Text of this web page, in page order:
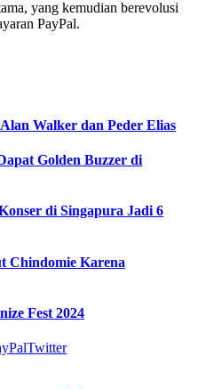
yang kemudian berevolusi
PayPal.
Walker dan Peder Elias
Golden Buzzer di
di Singapura Jadi 6
Chindomie Karena
Fest 2024
Twitter